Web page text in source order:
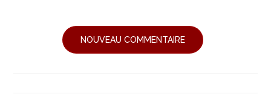
NOUVEAU COMMENTAIRE